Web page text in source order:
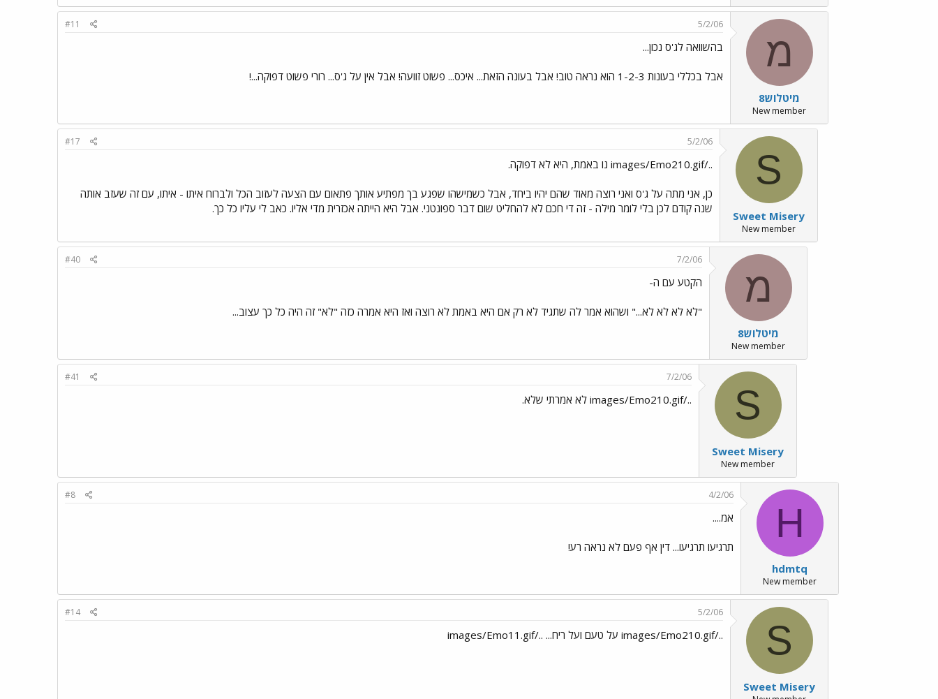
מ
מיטלוש8
New member
5/2/06
#11
בהשוואה לג'ס נכון...
אבל בכללי בעונות 1-2-3 הוא נראה טוב! אבל בעונה הזאת... איכס... פשוט זוועה! אבל אין על ג'ס... רורי פשוט דפוקה...!
S
Sweet Misery
New member
5/2/06
#17
../images/Emo210.gif נו באמת, היא לא דפוקה.
כן, אני מתה על ג'ס ואני רוצה מאוד שהם יהיו ביחד, אבל כשמישהו שפגע בך מפתיע אותך פתאום עם הצעה לעזוב הכל ולברוח איתו - איתו, עם זה שעזב אותה
שנה קודם לכן בלי לומר מילה - זה די חכם לא להחליט שום דבר ספונטני. אבל היא הייתה אכזרית מדי אליו. כאב לי עליו כל כך.
מ
מיטלוש8
New member
7/2/06
#40
הקטע עם ה-
"לא לא לא לא..." ושהוא אמר לה שתגיד לא רק אם היא באמת לא רוצה ואז היא אמרה כזה "לא" זה היה כל כך עצוב...
S
Sweet Misery
New member
7/2/06
#41
../images/Emo210.gif לא אמרתי שלא.
H
hdmtq
New member
4/2/06
#8
אמ....
תרגיעו תרגיעו... דין אף פעם לא נראה רע!
S
Sweet Misery
5/2/06
#14
../images/Emo210.gif על טעם ועל ריח... ../images/Emo11.gif